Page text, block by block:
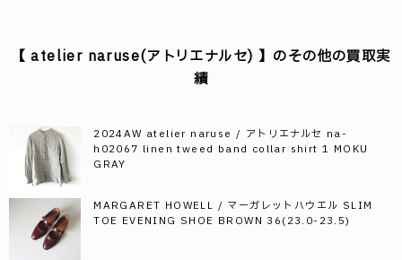
【 atelier naruse(アトリエナルセ) 】のその他の買取実
績
2024AW atelier naruse / アトリエナルセ na-
h02067 linen tweed band collar shirt 1 MOKU
GRAY
MARGARET HOWELL / マーガレットハウエル SLIM
TOE EVENING SHOE BROWN 36(23.0-23.5)